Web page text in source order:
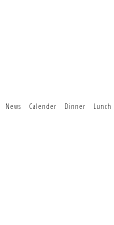
News Calender Dinner Lunch